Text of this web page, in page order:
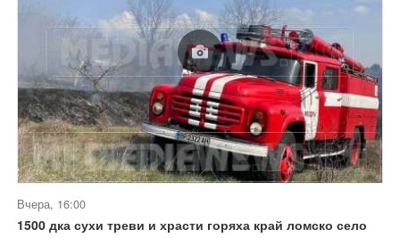
Вчера, 16:00
1500 дка сухи треви и храсти горяха край ломско село